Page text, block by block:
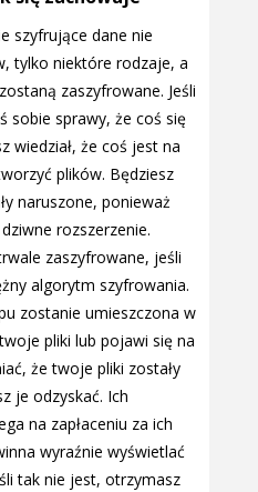
szyfrujące dane nie
tylko niektóre rodzaje, a
zaszyfrowane. Jeśli
sobie sprawy, że coś się
wiedział, że coś jest na
plików. Będziesz
naruszone, ponieważ
rozszerzenie.
zaszyfrowane, jeśli
algorytm szyfrowania.
zostanie umieszczona w
pliki lub pojawi się na
że twoje pliki zostały
je odzyskać. Ich
na zapłaceniu za ich
wyraźnie wyświetlać
tak nie jest, otrzymasz